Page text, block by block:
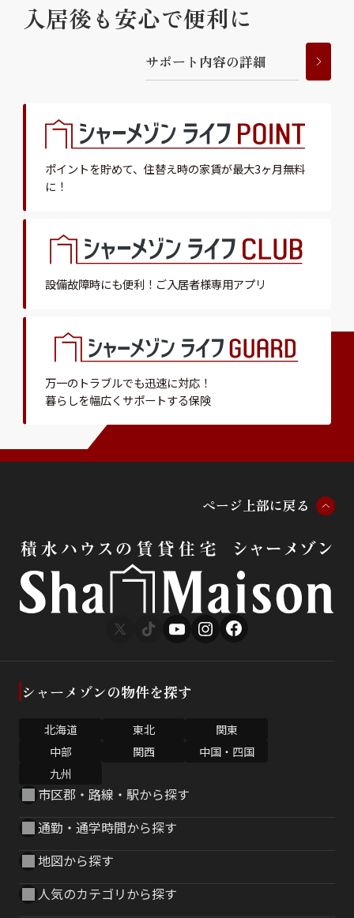
入居後も安心で便利に
サポー ト 内容の詳細
ポイントを貯めて、 住替え時の家賃が最大3ヶ月無料
に！
設備故障時にも便利！ ご入居者様専用アプリ
万一のトラブルでも迅速に対応！
暮らしを幅広くサポートする保険
ページ 上部に戻る
シャーメゾンの物件を探す
北海道 東北
関東
中部
関西
中国・四国
九州
市区郡・路線・駅から探す
通勤・通学時間から探す
地図から探す
人気のカテゴリから探す